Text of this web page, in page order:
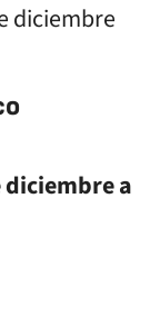
diciembre
diciembre a